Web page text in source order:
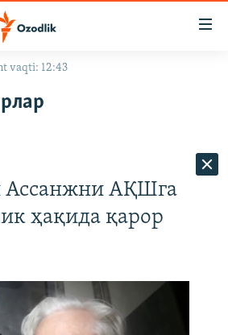
vaqti: 12:43
Ассанжни АҚШга
ҳақида қарор